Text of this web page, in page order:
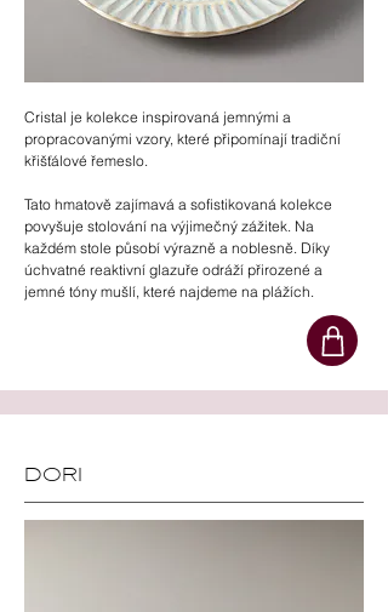
Cristal je kolekce inspirovaná jemnými a
propracovanými vzory, které připomínají tradiční
křišťálové řemeslo.
Tato hmatově zajímavá a sofistikovaná kolekce
povyšuje stolování na výjimečný zážitek. Na
každém stole působí výrazně a noblesně. Díky
úchvatné reaktivní glazuře odráží přirozené a
jemné tóny mušlí, které najdeme na plážích.
DORI